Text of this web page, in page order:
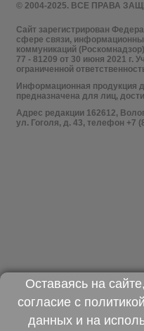
© 2004-2025. ВСЕ ПРАВА
Сайт зарегистрирован
сфере связи,
коммуникаций
77 - 81209 от 30 июня 2021 г.
ограниченной
Информационная продукция
предназначена для лиц,
Адрес редакции 162612,
ул. Гоголя, д. 43, телефон +7
Оставаясь на
согласие с
данныхи на